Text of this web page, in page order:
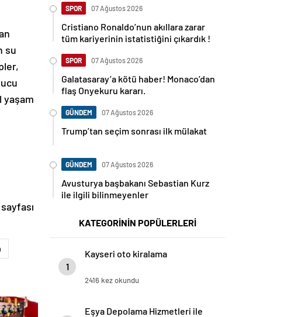
su
yaşam
SPOR 07 Ağustos 2026
Cristiano Ronaldo’nun akıllara zarar
tüm kariyerinin istatistiğini çıkardık !
SPOR 07 Ağustos 2026
Galatasaray’a kötü haber! Monaco’dan
flaş Onyekuru kararı.
GÜNDEM 07 Ağustos 2026
Trump’tan seçim sonrası ilk mülakat
GÜNDEM 07 Ağustos 2026
Avusturya başbakanı Sebastian Kurz
ile ilgili bilinmeyenler
KATEGORİNİN POPÜLERLERİ
1
Kayseri oto kiralama
2416 kez okundu
Eşya Depolama Hizmetleri ile